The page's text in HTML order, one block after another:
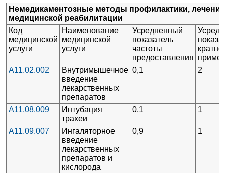
Немедикаментозные методы профилактики,
медицинской реабилитации
Код
медицинской
услуги
Наименование
медицинской
услуги
Усредненный
показатель
частоты
предоставления
A11.02.002
Внутримышечное
введение
лекарственных
препаратов
0,1 2
A11.08.009
Интубация
трахеи
0,1 1
A11.09.007
Ингаляторное
введение
лекарственных
препаратов и
кислорода
0,9 1